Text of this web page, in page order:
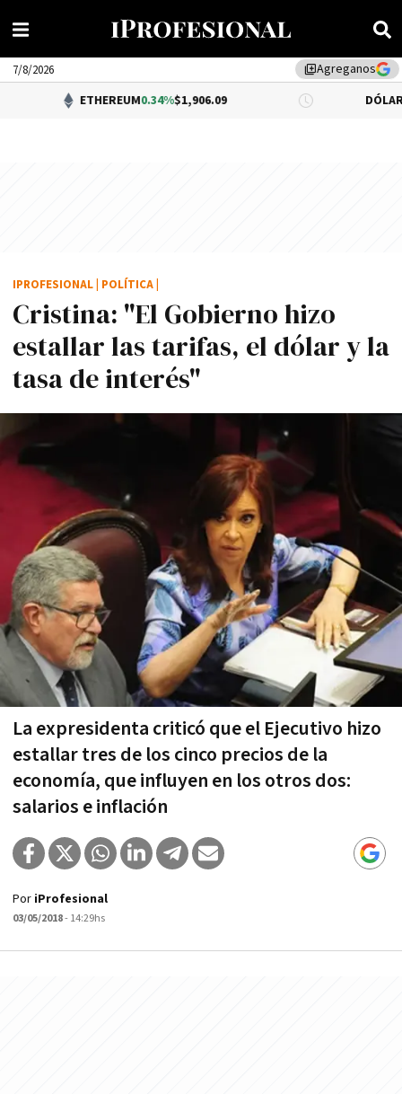
library_addAgreganos
7/8/2026
ETHEREUM0.34%$1,906.09 DÓLAR BNA
Cristina: "El Gobierno hizo
estallar las tarifas, el dólar y la
tasa de interés"
La expresidenta criticó que el Ejecutivo hizo
estallar tres de los cinco precios de la
economía, que influyen en los otros dos:
salarios e inflación
IPROFESIONAL POLÍTICA
Por iProfesional
03/05/2018- 14:29hs